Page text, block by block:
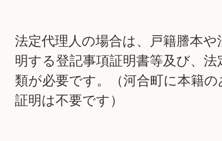
法定代理人の場合は、戸籍謄本
明する登記事項証明書等及び、
類が必要です。（河合町に本籍
証明は不要です）